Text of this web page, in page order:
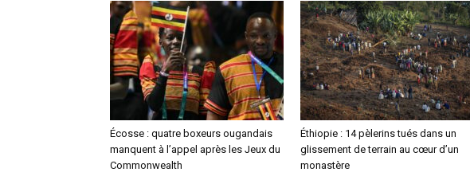
Écosse : quatre boxeurs ougandais
manquent à l’appel après les Jeux du
Commonwealth
Éthiopie : 14 pèlerins tués dans un
glissement de terrain au cœur d’un
monastère